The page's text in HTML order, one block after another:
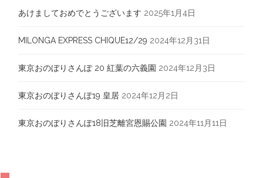
あけましておめでとうございます 2025年1月4日
MILONGA EXPRESS CHIQUE12/29 2024年12月31日
東京おのぼりさんぽ 20 紅葉の六義園 2024年12月3日
東京おのぼりさんぽ19 皇居 2024年12月2日
東京おのぼりさんぽ18旧芝離宮恩賜公園 2024年11月11日